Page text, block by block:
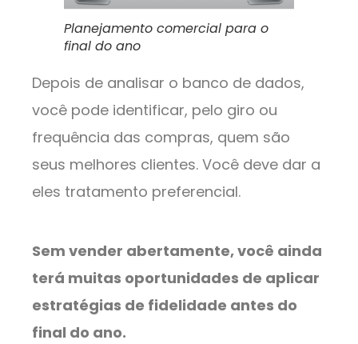
Planejamento comercial para o
final do ano
Depois de analisar o banco de dados,
você pode identificar, pelo giro ou
frequência das compras, quem são
seus melhores clientes. Você deve dar a
eles tratamento preferencial.
Sem vender abertamente, você ainda
terá muitas oportunidades de aplicar
estratégias de fidelidade antes do
final do ano.